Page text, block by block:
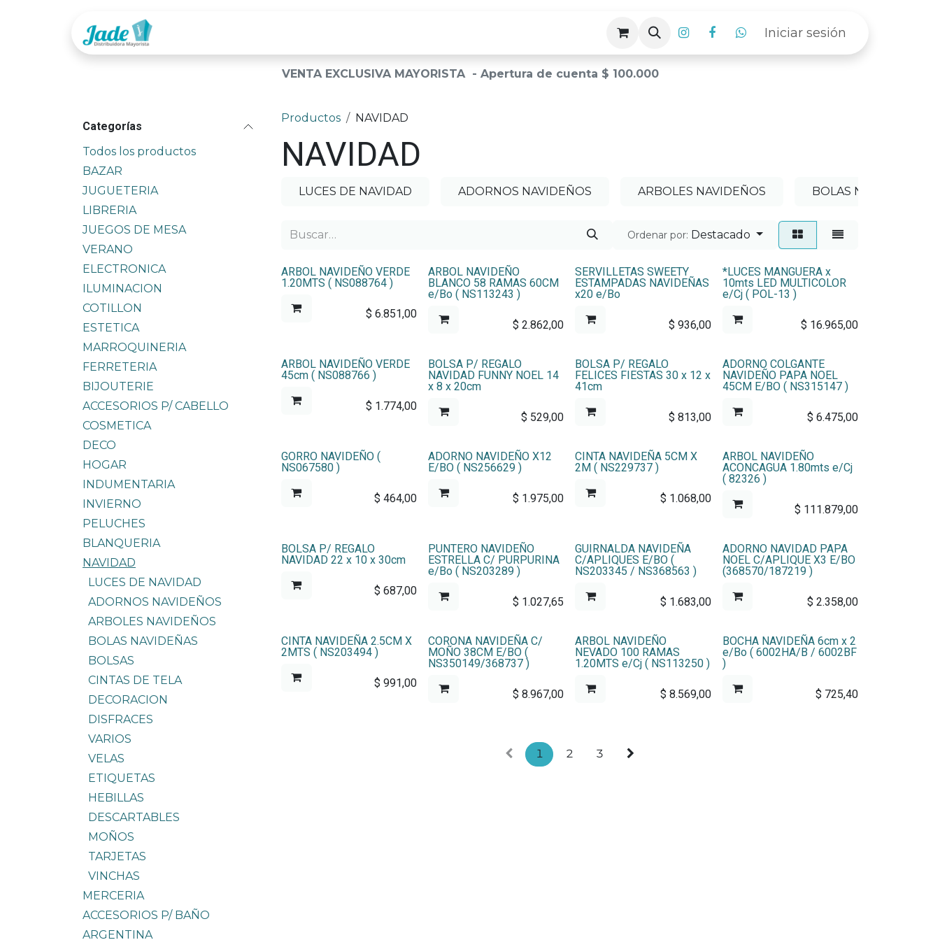
Iniciar sesión
VENTA EXCLUSIVA MAYORISTA - Apertura de cuenta $ 100.000
Categorías
Todos los productos
BAZAR
JUGUETERIA
LIBRERIA
JUEGOS DE MESA
VERANO
ELECTRONICA
ILUMINACION
COTILLON
ESTETICA
MARROQUINERIA
FERRETERIA
BIJOUTERIE
ACCESORIOS P/ CABELLO
COSMETICA
DECO
HOGAR
INDUMENTARIA
INVIERNO
PELUCHES
BLANQUERIA
NAVIDAD
LUCES DE NAVIDAD
ADORNOS NAVIDEÑOS
ARBOLES NAVIDEÑOS
BOLAS NAVIDEÑAS
BOLSAS
CINTAS DE TELA
DECORACION
DISFRACES
VARIOS
VELAS
ETIQUETAS
HEBILLAS
DESCARTABLES
MOÑOS
TARJETAS
VINCHAS
MERCERIA
ACCESORIOS P/ BAÑO
ARGENTINA
Productos NAVIDAD
NAVIDAD
LUCES DE NAVIDAD ADORNOS NAVIDEÑOS ARBOLES NAVIDEÑOS BOLAS NAVIDEÑAS
Ordenar por: Destacado
ARBOL NAVIDEÑO VERDE
1.20MTS ( NS088764 )
$6.851,00
ARBOL NAVIDEÑO
BLANCO 58 RAMAS 60CM
e/Bo ( NS113243 )
$2.862,00
SERVILLETAS SWEETY
ESTAMPADAS NAVIDEÑAS
x20 e/Bo
$ 936,00
*LUCES MANGUERA x
10mts LED MULTICOLOR
e/Cj ( POL-13 )
$ 16.965,00
ARBOL NAVIDEÑO VERDE
45cm ( NS088766 )
$ 1.774,00
BOLSA P/ REGALO
NAVIDAD FUNNY NOEL 14
x 8 x 20cm
$ 529,00
BOLSA P/ REGALO
FELICES FIESTAS 30 x 12 x
41cm
$ 813,00
ADORNO COLGANTE
NAVIDEÑO PAPA NOEL
45CM E/BO ( NS315147 )
$ 6.475,00
GORRO NAVIDEÑO (
NS067580 )
$464,00
ADORNO NAVIDEÑO X12
E/BO ( NS256629 )
$ 1.975,00
CINTA NAVIDEÑA 5CM X
2M ( NS229737 )
$ 1.068,00
ARBOL NAVIDEÑO
ACONCAGUA 1.80mts e/Cj
( 82326 )
$ 111.879,00
BOLSA P/ REGALO
NAVIDAD 22 x 10 x 30cm
$687,00
PUNTERO NAVIDEÑO
ESTRELLA C/ PURPURINA
e/Bo ( NS203289 )
$ 1.027,65
GUIRNALDA NAVIDEÑA
C/APLIQUES E/BO (
NS203345 / NS368563 )
$ 1.683,00
ADORNO NAVIDAD PAPA
NOEL C/APLIQUE X3 E/BO
(368570/187219 )
$ 2.358,00
CINTA NAVIDEÑA 2.5CM X
2MTS ( NS203494 )
$991,00
CORONA NAVIDEÑA C/
MOÑO 38CM E/BO (
NS350149/368737 )
$8.967,00
ARBOL NAVIDEÑO
NEVADO 100 RAMAS
1.20MTS e/Cj ( NS113250 )
$ 8.569,00
BOCHA NAVIDEÑA 6cm x 2
e/Bo ( 6002HA/B / 6002BF
)
$ 725,40
1 2 3